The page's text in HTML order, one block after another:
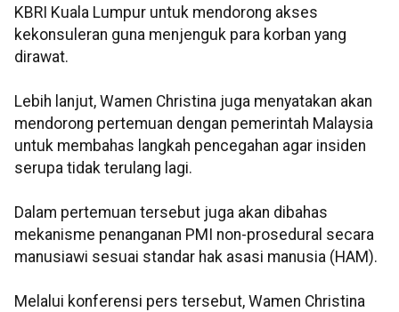
KBRI Kuala Lumpur untuk mendorong akses
kekonsuleran guna menjenguk para korban yang
dirawat.
Lebih lanjut, Wamen Christina juga menyatakan akan
mendorong pertemuan dengan pemerintah Malaysia
untuk membahas langkah pencegahan agar insiden
serupa tidak terulang lagi.
Dalam pertemuan tersebut juga akan dibahas
mekanisme penanganan PMI non-prosedural secara
manusiawi sesuai standar hak asasi manusia (HAM).
Melalui konferensi pers tersebut, Wamen Christina